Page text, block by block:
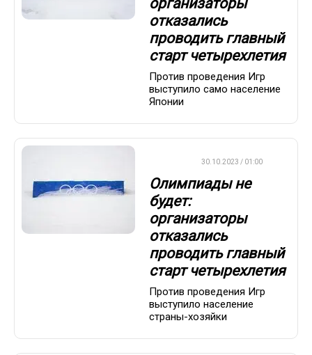
организаторы
отказались
проводить главный
старт четырехлетия
Против проведения Игр
выступило само население
Японии
30.10.2023 / 01:00
Олимпиады не
будет:
организаторы
отказались
проводить главный
старт четырехлетия
Против проведения Игр
выступило население
страны-хозяйки